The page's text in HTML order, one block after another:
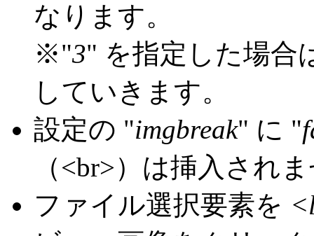
なります。
※"3" を指定した場合
していきます。
設定の "imgbreak" に "
（<br>）は挿入され
ファイル選択要素を